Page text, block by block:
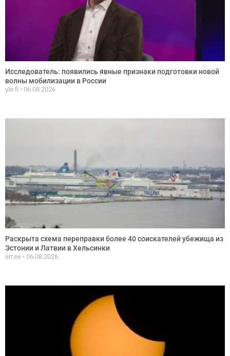
Исследователь: появились явные признаки подготовки новой
волны мобилизации в России
yle.fi 06.08.2026
Раскрыта схема переправки более 40 соискателей убежища из
Эстонии и Латвии в Хельсинки
err.ee 06.08.2026